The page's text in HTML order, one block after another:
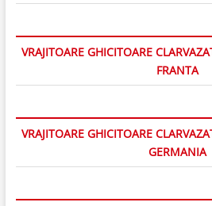
VRAJITOARE GHICITOARE
FRANTA
VRAJITOARE GHICITOARE
GERMANIA